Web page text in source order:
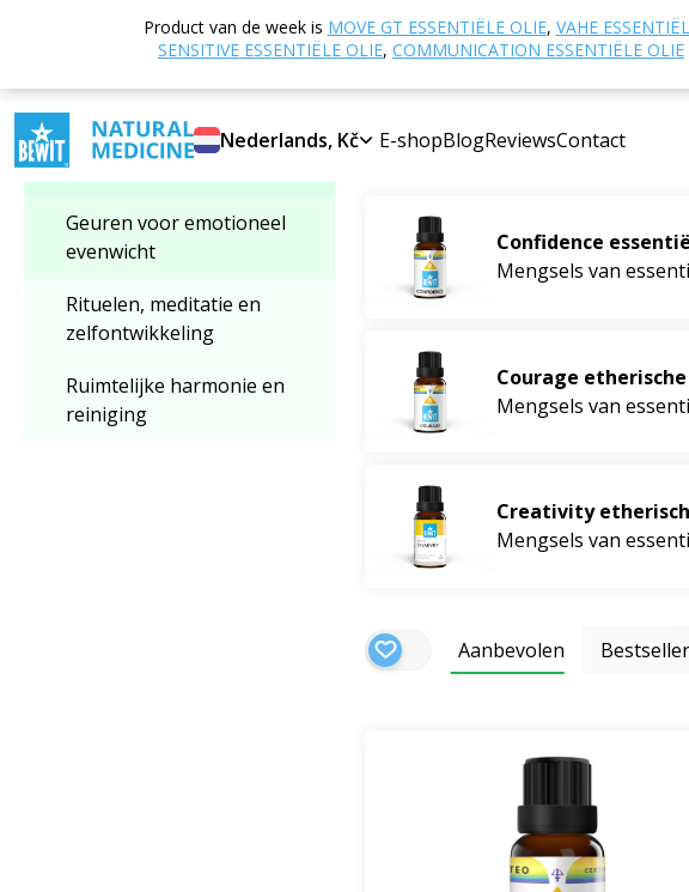
Product van de week is MOVE GT ESSENTIËLE OLIE, VAHE
SENSITIVE ESSENTIËLE OLIE, COMMUNICATION ESSENTIËLE OLIE
Nederlands, Kč E-shopBlogReviewsContact
Categorie kiezen
Geuren voor emotioneel
evenwicht
Geuren voor emotioneel
evenwicht
Rituelen, meditatie en
zelfontwikkeling
Ruimtelijke harmonie en
reiniging
E-shop Mogelijke
en innerlijke wereld
Geuren voor
Geuren voor emotioneel
Bestsellers
Confidence
Mengsels van
Courage
Mengsels van
Creativity
Mengsels van
Aanbevolen